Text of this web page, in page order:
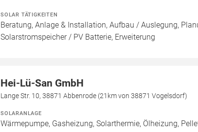
SOLAR TÄTIGKEITEN
Beratung, Anlage & Installation, Aufbau / Auslegung,
Solarstromspeicher / PV Batterie, Erweiterung
Hei-Lü-San GmbH
Lange Str. 10, 38871 Abbenrode (21km von 38871 Vogelsdorf)
SOLARANLAGE
Wärmepumpe, Gasheizung, Solarthermie, Ölheizung,